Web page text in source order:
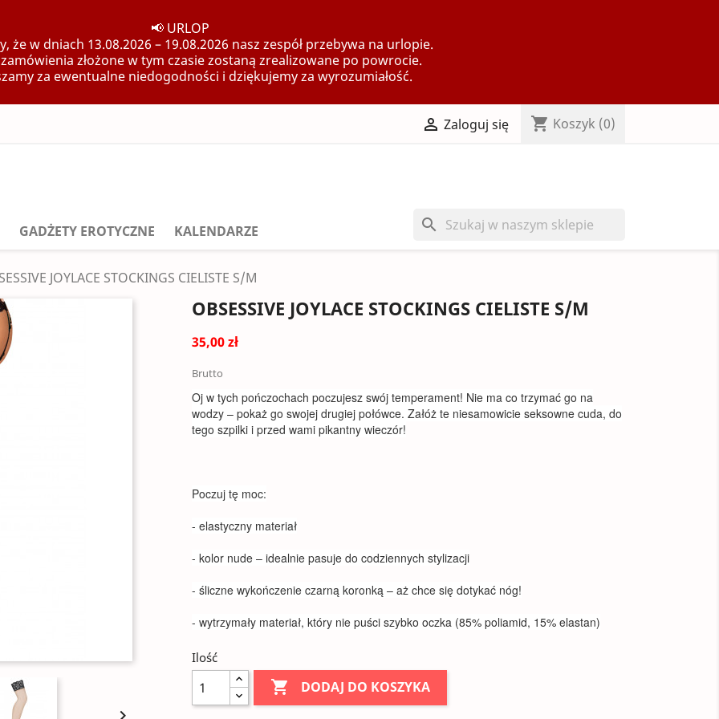
📢 URLOP
że w dniach 13.08.2026 – 19.08.2026 nasz zespół przebywa na urlopie.
złożone w tym czasie zostaną zrealizowane po powrocie.
za ewentualne niedogodności i dziękujemy za wyrozumiałość.
 Zaloguj się shopping_cart Koszyk (0)
GADŻETY EROTYCZNE KALENDARZE search
JOYLACE STOCKINGS CIELISTE S/M
OBSESSIVE JOYLACE STOCKINGS CIELISTE S/M
35,00 zł
Brutto
Oj w tych pończochach poczujesz swój temperament! Nie ma co trzymać go na
wodzy – pokaż go swojej drugiej połówce. Załóż te niesamowicie seksowne cuda, do
tego szpilki i przed wami pikantny wieczór!
Poczuj tę moc:
- elastyczny materiał
- kolor nude – idealnie pasuje do codziennych stylizacji
- śliczne wykończenie czarną koronką – aż chce się dotykać nóg!
- wytrzymały materiał, który nie puści szybko oczka (85% poliamid, 15% elastan)
Ilość
 DODAJ DO KOSZYKA